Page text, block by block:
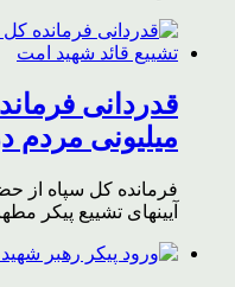
قدردانی
میلیونی مردم
فرمانده کل سپاه از
آیینهای تشییع پیکر